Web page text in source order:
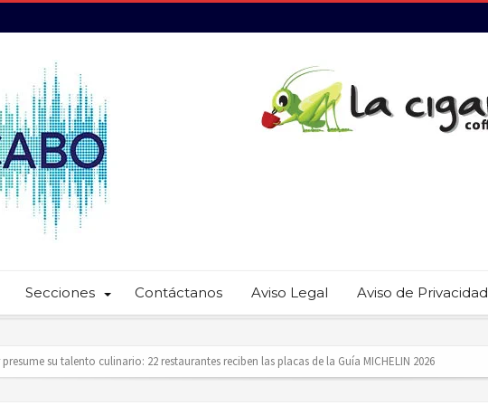
Secciones Contáctanos Aviso Legal Aviso de Privacidad
realizan recorridos para la prevención del trabajo infantil en Cabo San Lucas